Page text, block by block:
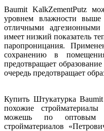
Baumit KalkZementPutz
уровнем влажности выше
отличными
имеет низкий показатель
паропроницания.
сохранению в
предотвращает
очередь предотвращает
Купить Штукатурка
похожие
можешь по оптовым
стройматериалов